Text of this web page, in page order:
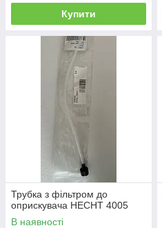
Купити
Трубка з фільтром до
оприскувача HECHT 4005
В наявності